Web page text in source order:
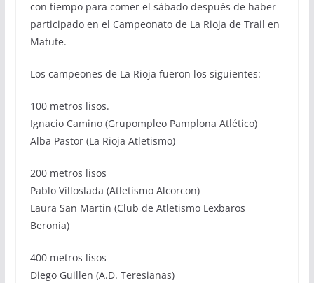
con tiempo para comer el sábado después de haber
participado en el Campeonato de La Rioja de Trail en
Matute.
Los campeones de La Rioja fueron los siguientes:
100 metros lisos.
Ignacio Camino (Grupompleo Pamplona Atlético)
Alba Pastor (La Rioja Atletismo)
200 metros lisos
Pablo Villoslada (Atletismo Alcorcon)
Laura San Martin (Club de Atletismo Lexbaros
Beronia)
400 metros lisos
Diego Guillen (A.D. Teresianas)